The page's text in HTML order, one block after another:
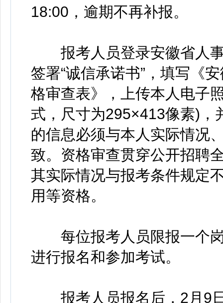
18:00，逾期不再补报。
报考人员登录安徽省人事
签署“诚信承诺书”，填写《
格审查表》，上传本人电子
式，尺寸为295×413像素)，
的信息必须与本人实际情况
致。资格审查贯穿公开招聘
其实际情况与报考条件规定
用等资格。
每位报考人员限报一个岗
进行报名和参加考试。
报考人员报名后，2月9日